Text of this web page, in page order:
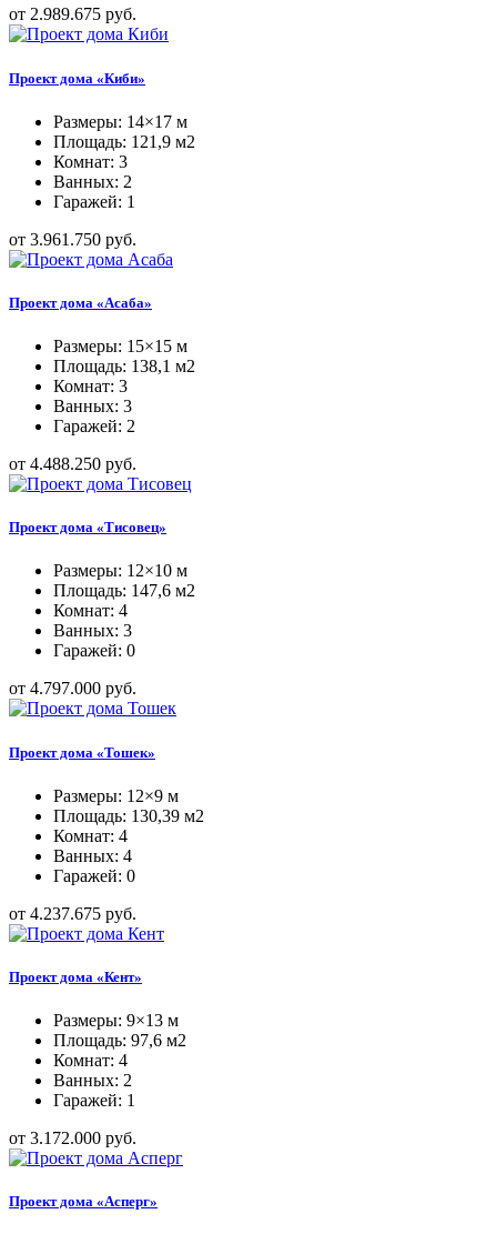
от 2.989.675 руб.
Проект дома «Киби»
Размеры: 14×17 м
Площадь: 121,9 м2
Комнат: 3
Ванных: 2
Гаражей: 1
от 3.961.750 руб.
Проект дома «Асаба»
Размеры: 15×15 м
Площадь: 138,1 м2
Комнат: 3
Ванных: 3
Гаражей: 2
от 4.488.250 руб.
Проект дома «Тисовец»
Размеры: 12×10 м
Площадь: 147,6 м2
Комнат: 4
Ванных: 3
Гаражей: 0
от 4.797.000 руб.
Проект дома «Тошек»
Размеры: 12×9 м
Площадь: 130,39 м2
Комнат: 4
Ванных: 4
Гаражей: 0
от 4.237.675 руб.
Проект дома «Кент»
Размеры: 9×13 м
Площадь: 97,6 м2
Комнат: 4
Ванных: 2
Гаражей: 1
от 3.172.000 руб.
Проект дома «Асперг»